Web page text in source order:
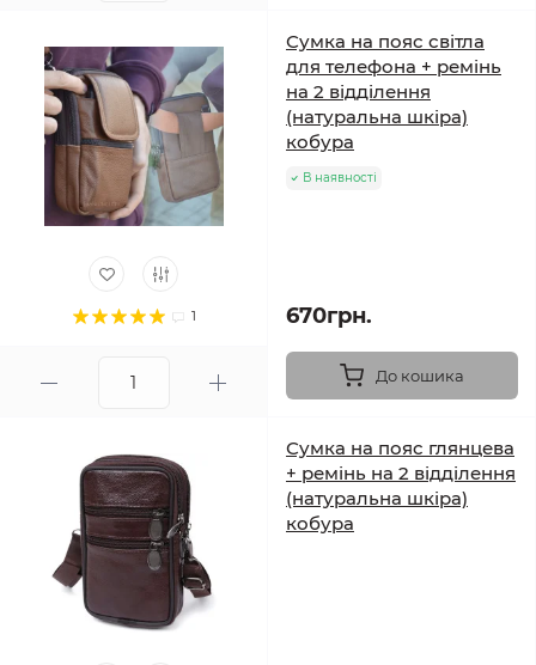
1
Сумка на пояс світла
для телефона + ремінь
на 2 відділення
(натуральна шкіра)
кобура
В наявності
670грн.
До кошика
Сумка на пояс глянцева
+ ремінь на 2 відділення
(натуральна шкіра)
кобура